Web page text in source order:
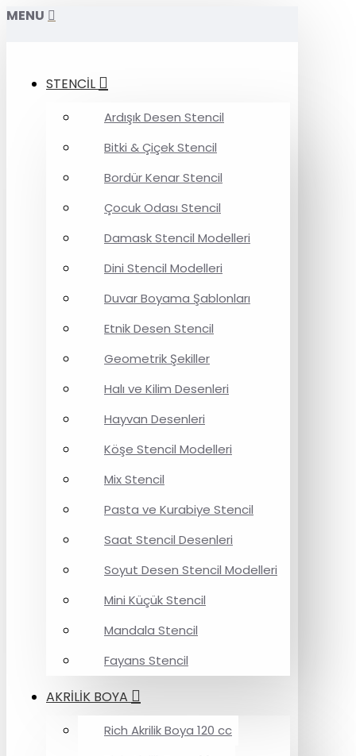
MENU
STENCİL
Ardışık Desen Stencil
Bitki & Çiçek Stencil
Bordür Kenar Stencil
Çocuk Odası Stencil
Damask Stencil Modelleri
Dini Stencil Modelleri
Duvar Boyama Şablonları
Etnik Desen Stencil
Geometrik Şekiller
Halı ve Kilim Desenleri
Hayvan Desenleri
Köşe Stencil Modelleri
Mix Stencil
Pasta ve Kurabiye Stencil
Saat Stencil Desenleri
Soyut Desen Stencil Modelleri
Mini Küçük Stencil
Mandala Stencil
Fayans Stencil
AKRİLİK BOYA
Rich Akrilik Boya 120 cc